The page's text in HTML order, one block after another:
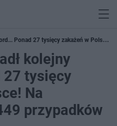
Ponad 27 tysięcy zakażeń w Polsce!
kolejny
27 tysięcy
Na
przypadków